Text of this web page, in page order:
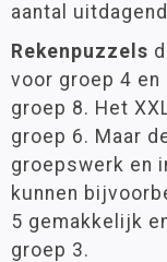
aantal
Rekenpuzzels
voor groep 4
groep 8. Het
groep 6. Maar
groepswerk en
kunnen
5 gemakkelijk
groep 3.